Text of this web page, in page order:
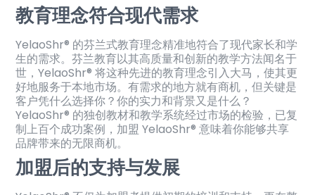
教育理念符合现代需求
YelaoShr® 的芬兰式教育理念精准地符合了现代家长和学
生的需求。芬兰教育以其高质量和创新的教学方法闻名于
世，YelaoShr® 将这种先进的教育理念引入大马，使其更
好地服务于本地市场。有需求的地方就有商机，但关键是
客户凭什么选择你？你的实力和背景又是什么？
YelaoShr® 的独创教材和教学系统经过市场的检验，已复
制上百个成功案例，加盟 YelaoShr® 意味着你能够共享
品牌带来的无限商机。
加盟后的支持与发展